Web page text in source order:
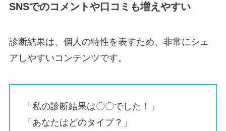
SNSでのコメントや口コミも増えやすい
診断結果は、個人の特性を表すため、非常にシェ
アしやすいコンテンツです。
「私の診断結果は〇〇でした！」
「あなたはどのタイプ？」